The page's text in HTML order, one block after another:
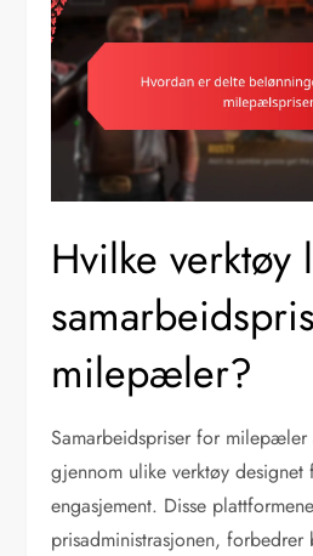
Hvilke verktøy
milepæler?
Samarbeidspriser for milepæler
gjennom ulike verktøy designet
engasjement. Disse
prisadministrasjonen, forbedrer